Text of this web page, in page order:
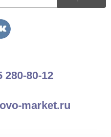
280-80-12
market.ru